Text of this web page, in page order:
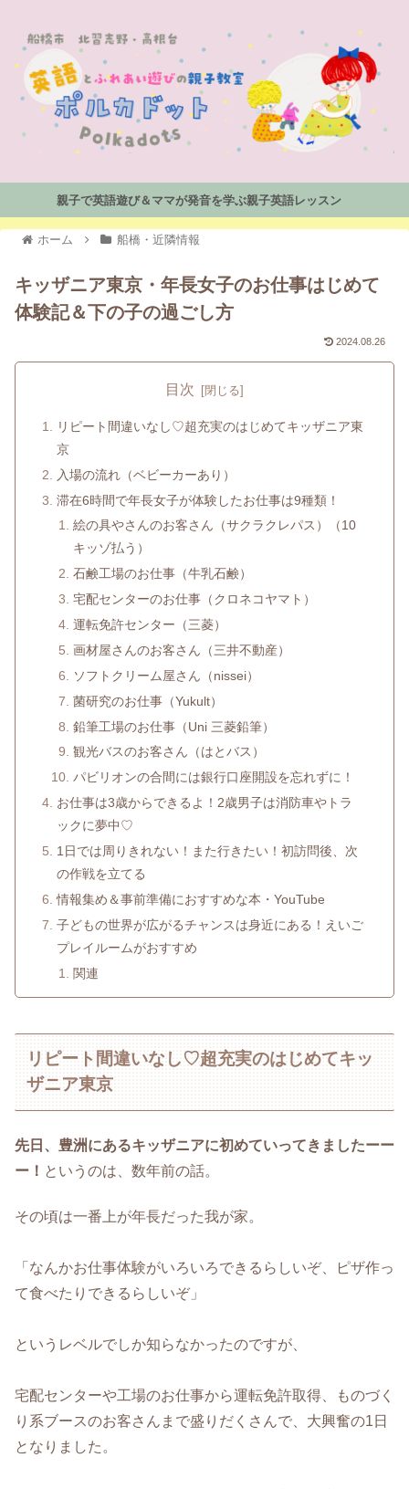
親子で英語遊び＆ママが発音を学ぶ親子英語レッスン
ホーム 船橋・近隣情報
キッザニア東京・年長女子のお仕事はじめて
体験記＆下の子の過ごし方
2024.08.26
目次
リピート間違いなし♡超充実のはじめてキッザニア東
京
入場の流れ（ベビーカーあり）
滞在6時間で年長女子が体験したお仕事は9種類！
絵の具やさんのお客さん（サクラクレパス）（10
キッゾ払う）
石鹸工場のお仕事（牛乳石鹸）
宅配センターのお仕事（クロネコヤマト）
運転免許センター（三菱）
画材屋さんのお客さん（三井不動産）
ソフトクリーム屋さん（nissei）
菌研究のお仕事（Yukult）
鉛筆工場のお仕事（Uni 三菱鉛筆）
観光バスのお客さん（はとバス）
パビリオンの合間には銀行口座開設を忘れずに！
お仕事は3歳からできるよ！2歳男子は消防車やトラ
ックに夢中♡
1日では周りきれない！また行きたい！初訪問後、次
の作戦を立てる
情報集め＆事前準備におすすめな本・YouTube
子どもの世界が広がるチャンスは身近にある！えいご
プレイルームがおすすめ
関連
リピート間違いなし♡超充実のはじめてキッ
ザニア東京
先日、豊洲にあるキッザニアに初めていってきましたーー
ー！ というのは、数年前の話。
その頃は一番上が年長だった我が家。
「なんかお仕事体験がいろいろできるらしいぞ、ピザ作っ
て食べたりできるらしいぞ」
というレベルでしか知らなかったのですが、
宅配センターや工場のお仕事から運転免許取得、ものづく
り系ブースのお客さんまで盛りだくさんで、大興奮の1日
となりました。